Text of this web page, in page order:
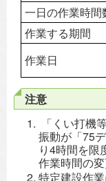
一日の作業時間
作業する期間
作業日
注意
「くい打機
振動が「75
り4時間を限
作業時間の
特定建設作